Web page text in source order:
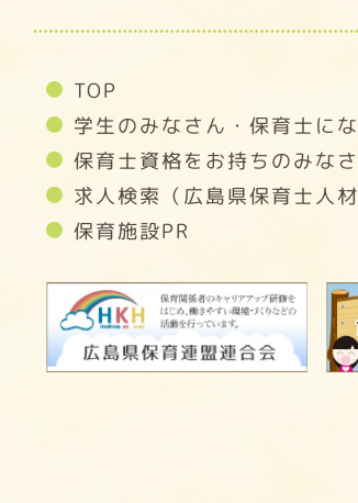
TOP
学生のみなさん・保育士に
保育士資格をお持ちのみな
求人検索（広島県保育士人材
保育施設PR